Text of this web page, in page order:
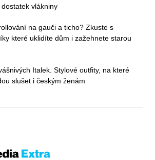
vlákniny
na gauči a ticho? Zkuste s
které uklidíte dům i zažehnete starou
Italek. Stylové outfity, na které
slušet i českým ženám